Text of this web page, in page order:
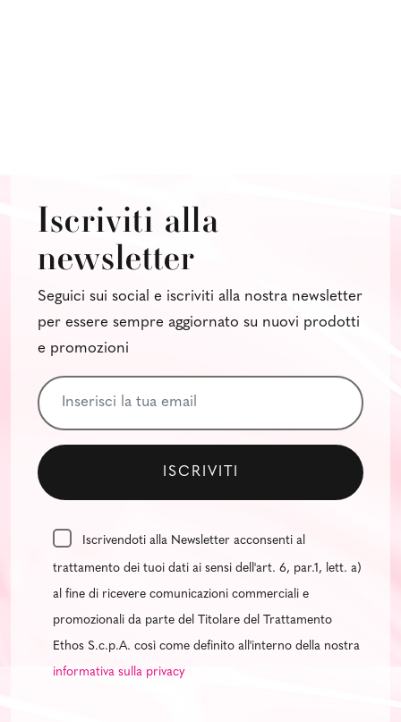
Iscriviti alla
newsletter
Seguici sui social e iscriviti alla nostra newsletter
per essere sempre aggiornato su nuovi prodotti
e promozioni
Iscrivendoti alla Newsletter acconsenti al
trattamento dei tuoi dati ai sensi dell'art. 6, par.1, lett. a)
al fine di ricevere comunicazioni commerciali e
promozionali da parte del Titolare del Trattamento
Ethos S.c.p.A. così come definito all'interno della nostra
informativa sulla privacy